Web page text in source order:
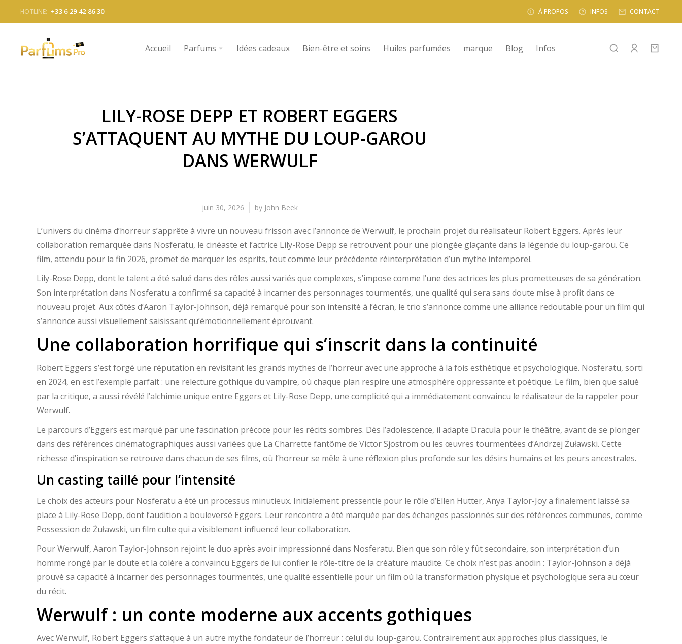
HOTLINE: +33 6 29 42 86 30 À PROPOS INFOS CONTACT
Accueil Parfums Idées cadeaux Bien-être et soins Huiles parfumées marque Blog Infos
LILY-ROSE DEPP ET ROBERT EGGERS
S’ATTAQUENT AU MYTHE DU LOUP-GAROU
DANS WERWULF
juin 30, 2026 byJohn Beek
L’univers du cinéma d’horreur s’apprête à vivre un nouveau frisson avec l’annonce de Werwulf, le prochain projet du réalisateur Robert Eggers. Après leur
collaboration remarquée dans Nosferatu, le cinéaste et l’actrice Lily-Rose Depp se retrouvent pour une plongée glaçante dans la légende du loup-garou. Ce
film, attendu pour la fin 2026, promet de marquer les esprits, tout comme leur précédente réinterprétation d’un mythe intemporel.
Lily-Rose Depp, dont le talent a été salué dans des rôles aussi variés que complexes, s’impose comme l’une des actrices les plus prometteuses de sa génération.
Son interprétation dans Nosferatu a confirmé sa capacité à incarner des personnages tourmentés, une qualité qui sera sans doute mise à profit dans ce
nouveau projet. Aux côtés d’Aaron Taylor-Johnson, déjà remarqué pour son intensité à l’écran, le trio s’annonce comme une alliance redoutable pour un film qui
s’annonce aussi visuellement saisissant qu’émotionnellement éprouvant.
Une collaboration horrifique qui s’inscrit dans la continuité
Robert Eggers s’est forgé une réputation en revisitant les grands mythes de l’horreur avec une approche à la fois esthétique et psychologique. Nosferatu, sorti
en 2024, en est l’exemple parfait : une relecture gothique du vampire, où chaque plan respire une atmosphère oppressante et poétique. Le film, bien que salué
par la critique, a aussi révélé l’alchimie unique entre Eggers et Lily-Rose Depp, une complicité qui a immédiatement convaincu le réalisateur de la rappeler pour
Werwulf.
Le parcours d’Eggers est marqué par une fascination précoce pour les récits sombres. Dès l’adolescence, il adapte Dracula pour le théâtre, avant de se plonger
dans des références cinématographiques aussi variées que La Charrette fantôme de Victor Sjöström ou les œuvres tourmentées d’Andrzej Żuławski. Cette
richesse d’inspiration se retrouve dans chacun de ses films, où l’horreur se mêle à une réflexion plus profonde sur les désirs humains et les peurs ancestrales.
Un casting taillé pour l’intensité
Le choix des acteurs pour Nosferatu a été un processus minutieux. Initialement pressentie pour le rôle d’Ellen Hutter, Anya Taylor-Joy a finalement laissé sa
place à Lily-Rose Depp, dont l’audition a bouleversé Eggers. Leur rencontre a été marquée par des échanges passionnés sur des références communes, comme
Possession de Żuławski, un film culte qui a visiblement influencé leur collaboration.
Pour Werwulf, Aaron Taylor-Johnson rejoint le duo après avoir impressionné dans Nosferatu. Bien que son rôle y fût secondaire, son interprétation d’un
homme rongé par le doute et la colère a convaincu Eggers de lui confier le rôle-titre de la créature maudite. Ce choix n’est pas anodin : Taylor-Johnson a déjà
prouvé sa capacité à incarner des personnages tourmentés, une qualité essentielle pour un film où la transformation physique et psychologique sera au cœur
du récit.
Werwulf : un conte moderne aux accents gothiques
Avec Werwulf, Robert Eggers s’attaque à un autre mythe fondateur de l’horreur : celui du loup-garou. Contrairement aux approches plus classiques, le